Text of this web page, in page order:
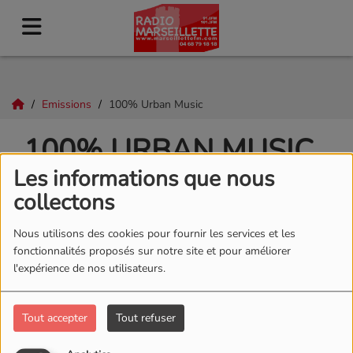
Les informations que nous
collectons
Nous utilisons des cookies pour fournir les services et les
fonctionnalités proposés sur notre site et pour améliorer
l'expérience de nos utilisateurs.
Tout accepter Tout refuser
Emissions 100% Urban Music
100% URBAN MUSIC